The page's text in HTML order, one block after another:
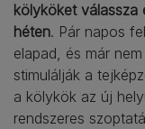
kölyköket válassza
héten. Pár napos
elapad, és már
stimulálják a
a kölykök az új
rendszeres